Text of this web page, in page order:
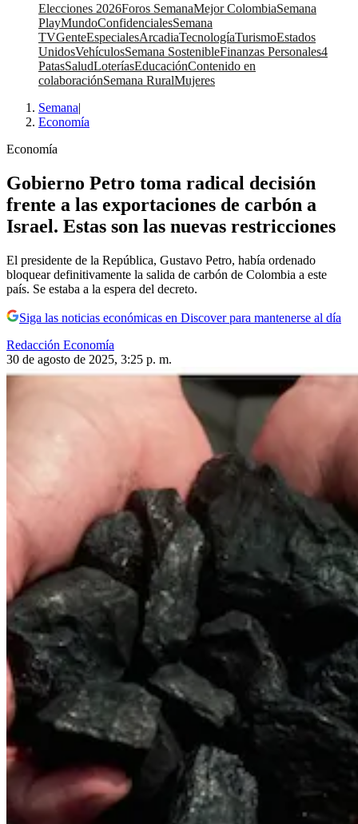
Elecciones 2026Foros SemanaMejor ColombiaSemana
PlayMundoConfidencialesSemana
TVGenteEspecialesArcadiaTecnologíaTurismoEstados
UnidosVehículosSemana SostenibleFinanzas Personales4
PatasSaludLoteríasEducaciónContenido en
colaboraciónSemana RuralMujeres
Semana|
Economía
Economía
Gobierno Petro toma radical decisión
frente a las exportaciones de carbón a
Israel. Estas son las nuevas restricciones
El presidente de la República, Gustavo Petro, había ordenado
bloquear definitivamente la salida de carbón de Colombia a este
país. Se estaba a la espera del decreto.
Siga las noticias económicas en Discover para mantenerse al día
Redacción Economía
30 de agosto de 2025, 3:25 p. m.